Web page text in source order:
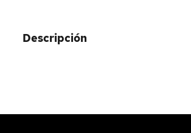
Descripción